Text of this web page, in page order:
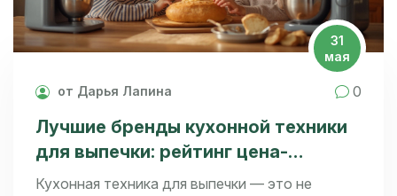
31
мая
от Дарья Лапина 0
Лучшие бренды кухонной техники
для выпечки: рейтинг цена-
качество 2024
Кухонная техника для выпечки — это не